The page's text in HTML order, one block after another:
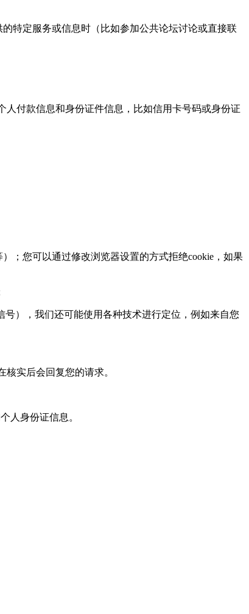
特定服务或信息时（比如参加公共论坛讨论或直接联
付款信息和身份证件信息，比如信用卡号码或身份证
；您可以通过修改浏览器设置的方式拒绝cookie，如果
），我们还可能使用各种技术进行定位，例如来自您
实后会回复您的请求。
人身份证信息。